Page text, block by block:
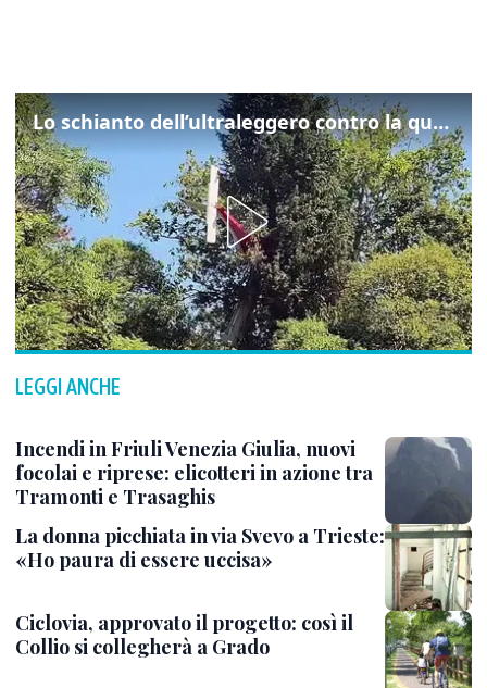
Lo schianto dell’ultraleggero contro la quercia: cosa è successo a Rivarotta
LEGGI ANCHE
Incendi in Friuli Venezia Giulia, nuovi
focolai e riprese: elicotteri in azione tra
Tramonti e Trasaghis
La donna picchiata in via Svevo a Trieste:
«Ho paura di essere uccisa»
Ciclovia, approvato il progetto: così il
Collio si collegherà a Grado